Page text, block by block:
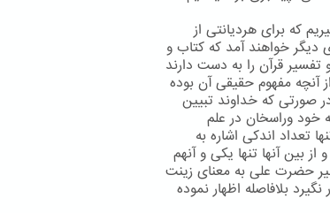
که برای هردیانتی از
دیگر خواهند آمد که کتاب و
تفسیر قرآن را به دست دارند
دنیا 16 کلام الهی را از آنچه مفهوم حقیقی آن بوده
می سازند ومعنای اصلی آنرا فراموش می کنند17 در صورتی که خداوند تبیین
محدود به خود وراسخان در علم
تعداد اندکی اشاره به
بین آنها تنها یکی و آنهم
حضرت علی به معنای زینت
بلافاصله اظهار نموده